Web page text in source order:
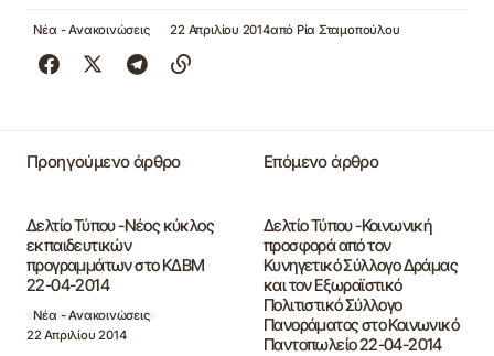
Νέα - Ανακοινώσεις 22 Απριλίου 2014από Ρία Σταμοπούλου
Προηγούμενο άρθρο
Δελτίο Τύπου -Νέος κύκλος
εκπαιδευτικών
προγραμμάτων στο ΚΔΒΜ
22-04-2014
Νέα - Ανακοινώσεις
22 Απριλίου 2014
Επόμενο άρθρο
Δελτίο Τύπου -Κοινωνική
προσφορά από τον
Κυνηγετικό Σύλλογο Δράμας
και τον Εξωραϊστικό
Πολιτιστικό Σύλλογο
Πανοράματος στο Κοινωνικό
Παντοπωλείο 22-04-2014